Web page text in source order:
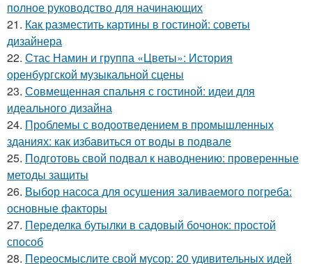
полное руководство для начинающих
21. Как разместить картины в гостиной: советы
дизайнера
22. Стас Намин и группа «Цветы»: История
оренбургской музыкальной сцены
23. Совмещенная спальня с гостиной: идеи для
идеального дизайна
24. Проблемы с водоотведением в промышленных
зданиях: как избавиться от воды в подвале
25. Подготовь свой подвал к наводнению: проверенные
методы защиты
26. Выбор насоса для осушения заливаемого погреба:
основные факторы
27. Переделка бутылки в садовый бочонок: простой
способ
28. Переосмыслите свой мусор: 20 удивительных идей